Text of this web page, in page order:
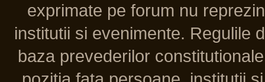
exprimate pe forum nu
institutii si evenimente. Regulile
baza prevederilor